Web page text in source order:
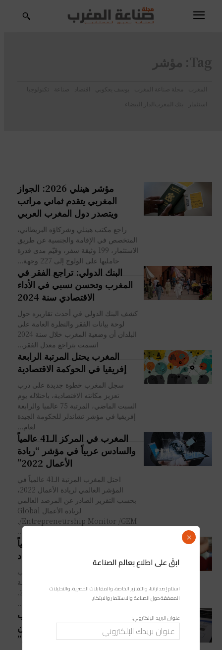
Tag: مؤشر
المغرب مجلة صناعة المغرب يوسف يعكوبي اقتصاد صناعة
تكنولوجيا
استثمار
بنك المغرب الدار البيضاء
مؤشر هينلي 2026: الجواز
المغربي يتقدم ثماني مراتب
ويتصدر دول المغرب العربي
راجع مكتب هينلي وشركاؤه البريطاني،
المتخصص في الإقامة والجنسية عن طريق
الاستثمار، 199 وثيقة سفر، وقيّم مدى قدرة
حامليها على الولوج إلى 227 وجهة...
البنك الدولي: تراجع الفقر في
المغرب وتحسن نسبي في الأداء
الاقتصادي سنة 2024
كشف البنك الدولي في أحدث تقاريره حول
لوحة بيانات الفقر والنظرة العامة على
البلدان أن وضعية المغرب خلال سنة 2024
اتسمت بتراجع معدل الفقر...
المغرب يحتل المرتبة الرابعة
إفريقيا في الحوكمة الاقتصادية
سجل المغرب خطوة جديدة على درب
تعزيز مكانته الاقتصادية، باحتلاله يوم
السبت الماضي، المرتبة 75 عالميا والرابعة
إفريقيا في مؤشر تشاندلر للحكومة الجيدة
لعام...
المغرب في المركز الـ41 عالمياً
والسادس عربياً في مؤشر “ريادة
الأعمال 2022”
احتل المغرب المرتبة الـ41 عالمياً في
المؤشر العالمي لريادة الأعمال 2022،
بحسب التقرير الصادر عن المرصد العالمي
لريادة الأعمال Global
Entrepreneurship Monitor /GEM/.
وحصلت المملكة...
المغرب في المرتبة الثانية مغاربياً
صنفت منظمة الشفافية الدولية المغرب
في المرتبة الـ87 عالميا من أصل 180 دولة
في مؤشر "مدركات الفساد" لسنة 2021.
ووفقا للمنظمة الدولية، فقد حصل...
تدبير الجائحة يبوئ المغرب
الصدارة مغاربياً في مؤشر “الأمن
الصحي العالمي”
ابقَ على اطلاع بعالم الصناعة
استلم إصداراتنا، والتقارير الخاصة، والمقابلات الحصرية، والتحليلات
المعمّقة حول الصناعة والاستثمار والابتكار.
عنوان البريد الإلكتروني:
×